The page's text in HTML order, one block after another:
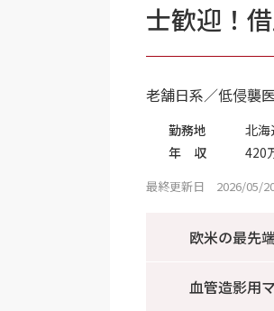
士歓迎！
老舗日系／低侵襲
勤務地
北海
年 収
420
最終更新日 2026/05/
欧米の最先
血管造影用